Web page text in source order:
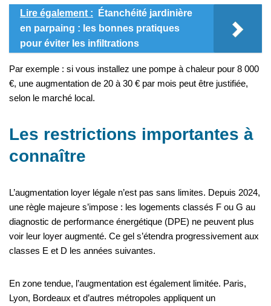
Lire également :
Étanchéité jardinière
en parpaing : les bonnes pratiques
pour éviter les infiltrations
Par exemple : si vous installez une pompe à chaleur pour 8 000
€, une augmentation de 20 à 30 € par mois peut être justifiée,
selon le marché local.
Les restrictions importantes à
connaître
L’augmentation loyer légale n’est pas sans limites. Depuis 2024,
une règle majeure s’impose : les logements classés F ou G au
diagnostic de performance énergétique (DPE) ne peuvent plus
voir leur loyer augmenté. Ce gel s’étendra progressivement aux
classes E et D les années suivantes.
En zone tendue, l’augmentation est également limitée. Paris,
Lyon, Bordeaux et d’autres métropoles appliquent un